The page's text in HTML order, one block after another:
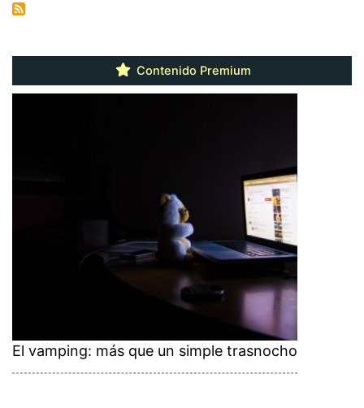
Contenido Premium
El vamping: más que un simple trasnocho